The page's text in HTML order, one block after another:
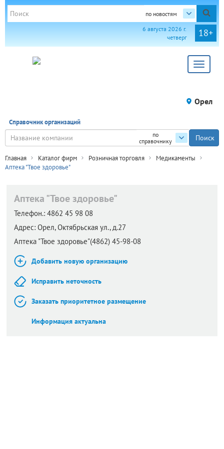
по новостям
18+
6 августа 2026 г.
четверг
Toggle
Орел
Справочник организаций
по
справочнику
Главная Каталог фирм Розничная торговля
Медикаменты
Аптека "Твое здоровье"
Аптека "Твое здоровье"
Телефон.: 4862 45 98 08
Адрес: Орел,Октябрьская ул., д.27
Аптека "Твое здоровье"(4862) 45-98-08
Добавить новую организацию
Исправить неточность
Заказать приоритетное размещение
Информация актуальна